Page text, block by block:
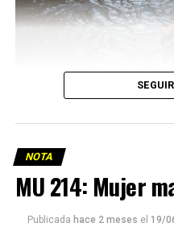
NOTA
MU 214: Mujer
Publicada hace 2 meses el 19/